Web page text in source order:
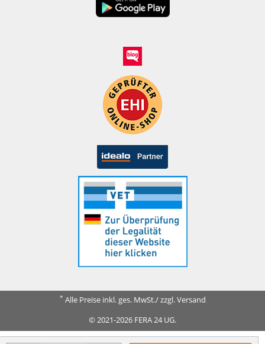
* Alle Preise inkl. ges. MwSt./ zzgl. Versand
© 2021-2026 FERA 24 UG.
FERA INTERNATIONAL: